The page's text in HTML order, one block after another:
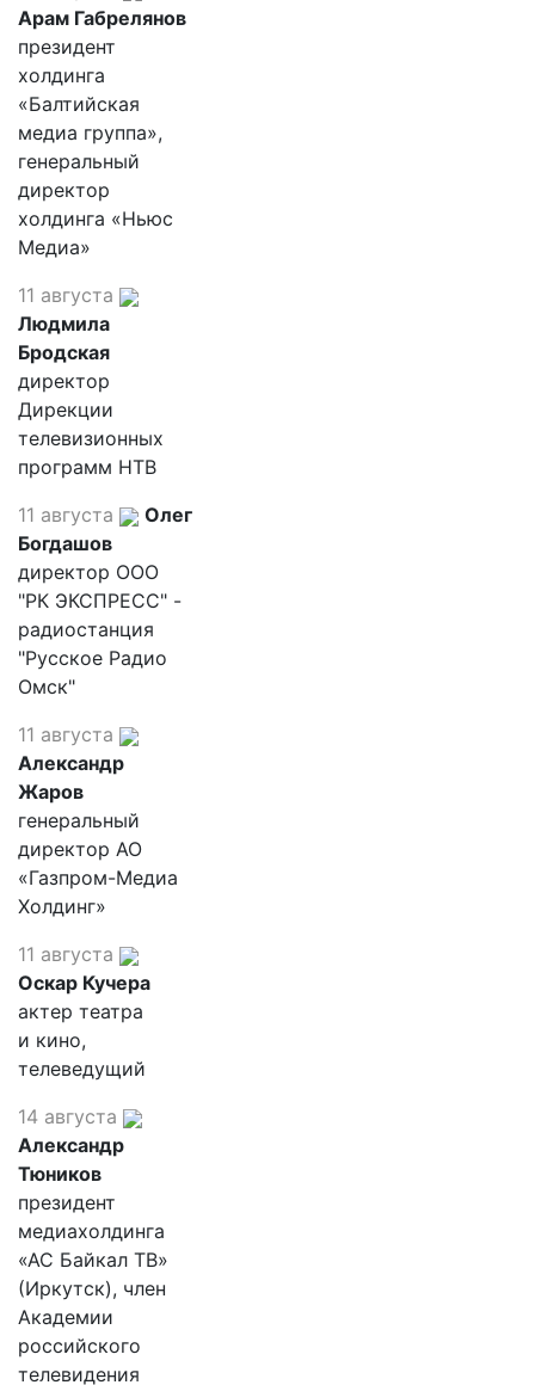
Арам Габрелянов
президент
холдинга
«Балтийская
медиа группа»,
генеральный
директор
холдинга «Ньюс
Медиа»
11 августа
Людмила
Бродская
директор
Дирекции
телевизионных
программ НТВ
11 августа
Олег
Богдашов
директор ООО
"РК ЭКСПРЕСС" -
радиостанция
"Русское Радио
Омск"
11 августа
Александр
Жаров
генеральный
директор АО
«Газпром-Медиа
Холдинг»
11 августа
Оскар Кучера
актер театра
и кино,
телеведущий
14 августа
Александр
Тюников
президент
медиахолдинга
«АС Байкал ТВ»
(Иркутск), член
Академии
российского
телевидения